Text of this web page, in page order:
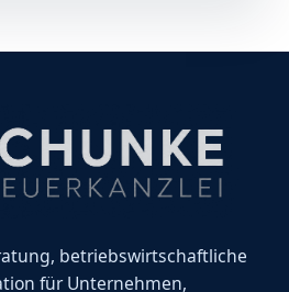
betriebswirtschaftliche
für Unternehmen,